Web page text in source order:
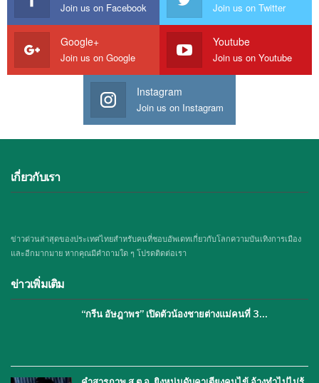
Join us on Facebook Join us on Twitter
Google+
Join us on Google
Youtube
Join us on Youtube
Instagram
Join us on Instagram
เกี่ยวกับเรา
ข่าวด่วนล่าสุดของประเทศไทยสำหรับคนที่ชอบอัพเดทเกี่ยวกับโลกความบันเทิงการเมือง
และอีกมากมาย หากคุณมีคำถามใด ๆ โปรดติดต่อเรา
ข่าวเพิ่มเติม
“กรีน อัษฎาพร” เปิดตัวน้องชายต่างแม่คนที่ 3…